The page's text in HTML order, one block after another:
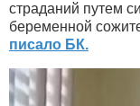
страданий путем
беременной
писало БК.